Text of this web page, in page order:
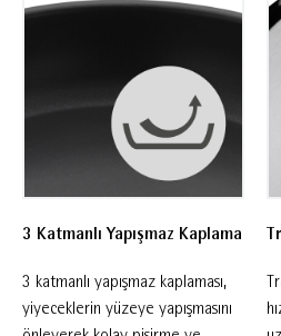
3 Katmanlı Yapışmaz Kaplama
3 katmanlı yapışmaz kaplaması,
yiyeceklerin yüzeye yapışmasını